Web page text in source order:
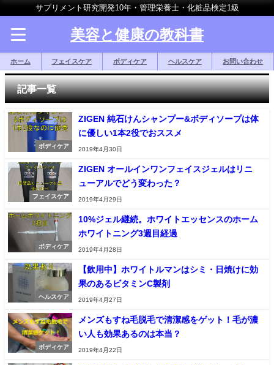
サプリメント研究開発10年・管理栄養士・化粧品検定1級
美容と健康の教科書
ホーム フェイスケア ボディケア ヘルスケア お問い合わせ
記事一覧
ボディケア
ZIGEN 純石けんシャンプー&ボディソープは体
に優しい1本2役でおススメ
2019年4月30日
フェイスケア
ZIGEN オールインワンフェイスジェルはリニ
ューアルでどう変わった？
2019年4月29日
ボディケア
10%ジェル継続。ホワイトエッセンスのホーム
ホワイトニング3週目経過
2019年4月28日
ヘルスケア
【飲用中】ホワイトルマンはシミ・日焼けに効
果のあるビタミンC製剤
2019年4月27日
ボディケア
メンズもすね毛脱毛で清潔感をゲット！毛が濃
い人も効果あるのは本当？
2019年4月22日